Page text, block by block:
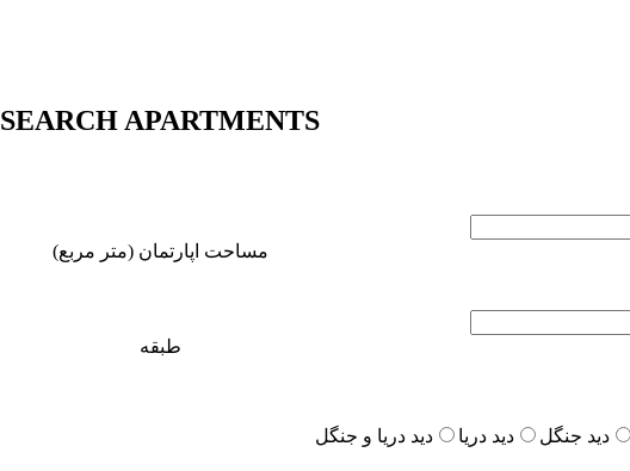
SEARCH APARTMENTS
مساحت اپارتمان (متر مربع)
طبقه
دید جنگل دید دریا دید دریا و جنگل